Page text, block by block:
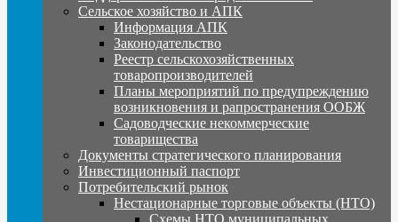
Сельское хозяйство и АПК
Информация АПК
Законодательство
Реестр сельскохозяйственных
товаропроизводителей
Планы мероприятий по предупреждению
возникновения и рапространения ООБЖ
Садоводческие некоммерческие
товарищества
Документы стратегического планирования
Инвестиционный паспорт
Потребительский рынок
Нестационарные торговые объекты (НТО)
Схемы НТО муниципальных